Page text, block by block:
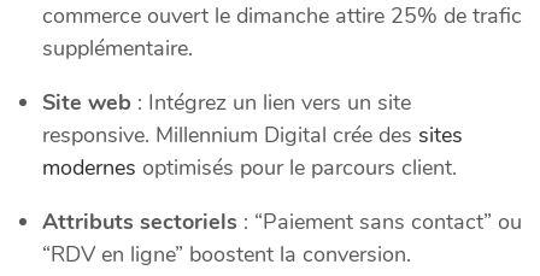
commerce ouvert le dimanche attire 25% de trafic
supplémentaire.
Site web : Intégrez un lien vers un site
responsive. Millennium Digital crée des sites
modernes optimisés pour le parcours client.
Attributs sectoriels : “Paiement sans contact” ou
“RDV en ligne” boostent la conversion.